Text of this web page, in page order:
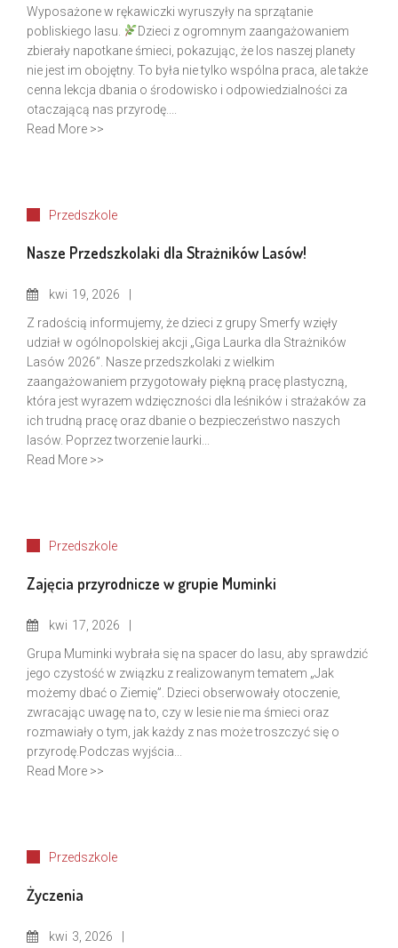
Wyposażone w rękawiczki wyruszyły na sprzątanie
pobliskiego lasu.
Dzieci z ogromnym zaangażowaniem
zbierały napotkane śmieci, pokazując, że los naszej planety
nie jest im obojętny. To była nie tylko wspólna praca, ale także
cenna lekcja dbania o środowisko i odpowiedzialności za
otaczającą nas przyrodę....
Read More >>
Przedszkole
Nasze Przedszkolaki dla Strażników Lasów!
kwi 19, 2026
Z radością informujemy, że dzieci z grupy Smerfy wzięły
udział w ogólnopolskiej akcji „Giga Laurka dla Strażników
Lasów 2026”. Nasze przedszkolaki z wielkim
zaangażowaniem przygotowały piękną pracę plastyczną,
która jest wyrazem wdzięczności dla leśników i strażaków za
ich trudną pracę oraz dbanie o bezpieczeństwo naszych
lasów. Poprzez tworzenie laurki...
Read More >>
Przedszkole
Zajęcia przyrodnicze w grupie Muminki
kwi 17, 2026
Grupa Muminki wybrała się na spacer do lasu, aby sprawdzić
jego czystość w związku z realizowanym tematem „Jak
możemy dbać o Ziemię”. Dzieci obserwowały otoczenie,
zwracając uwagę na to, czy w lesie nie ma śmieci oraz
rozmawiały o tym, jak każdy z nas może troszczyć się o
przyrodę.Podczas wyjścia...
Read More >>
Przedszkole
Życzenia
kwi 3, 2026